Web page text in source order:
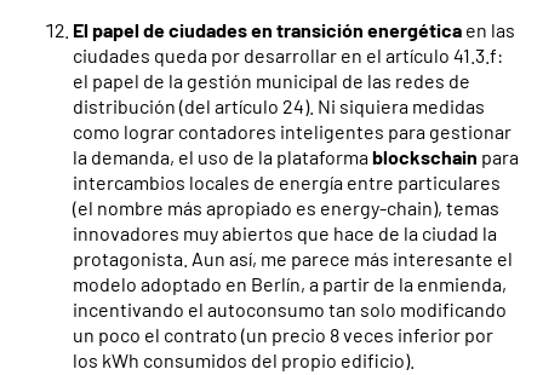
Elpapel de ciudades en transición energética en las
ciudades queda por desarrollar en el artículo 41.3.f:
el papel de la gestión municipal de las redes de
distribución (del artículo 24). Ni siquiera medidas
como lograr contadores inteligentes para gestionar
la demanda, el uso de la plataformablockschain para
intercambios locales de energía entre particulares
(el nombre más apropiado es energy-chain), temas
innovadores muy abiertos que hace de la ciudad la
protagonista. Aun así, me parece más interesante el
modelo adoptado en Berlín, a partir de la enmienda,
incentivando el autoconsumo tan solo modificando
un poco el contrato (un precio 8 veces inferior por
los kWh consumidos del propio edificio).